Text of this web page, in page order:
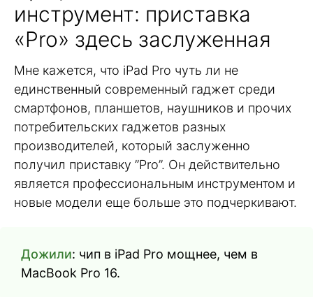
инструмент: приставка
«Pro» здесь заслуженная
Мне кажется, что iPad Pro чуть ли не
единственный современный гаджет среди
смартфонов, планшетов, наушников и прочих
потребительских гаджетов разных
производителей, который заслуженно
получил приставку ”Pro”. Он действительно
является профессиональным инструментом и
новые модели еще больше это подчеркивают.
Дожили: чип в iPad Pro мощнее, чем в
MacBook Pro 16.